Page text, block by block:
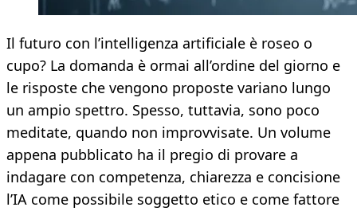
Il futuro con l’intelligenza artificiale è roseo o
cupo? La domanda è ormai all’ordine del giorno e
le risposte che vengono proposte variano lungo
un ampio spettro. Spesso, tuttavia, sono poco
meditate, quando non improvvisate. Un volume
appena pubblicato ha il pregio di provare a
indagare con competenza, chiarezza e concisione
l’IA come possibile soggetto etico e come fattore